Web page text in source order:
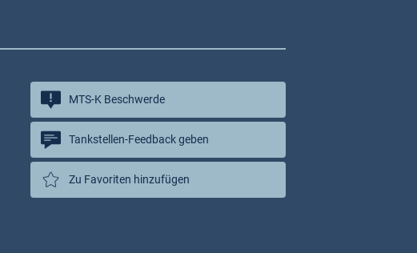
MTS-K Beschwerde
Tankstellen-Feedback geben
Zu Favoriten hinzufügen